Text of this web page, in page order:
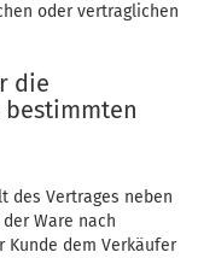
oder vertraglichen
die
bestimmten
des Vertrages neben
Ware nach
Kunde dem Verkäufer